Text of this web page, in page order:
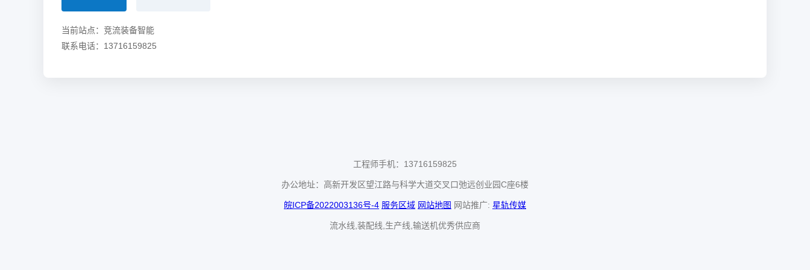
当前站点：竞流装备智能
联系电话：13716159825
工程师手机：13716159825
办公地址：高新开发区望江路与科学大道交叉口弛远创业园C座6楼
皖ICP备2022003136号-4 服务区域 网站地图 网站推广: 星轨传媒
流水线,装配线,生产线,输送机优秀供应商